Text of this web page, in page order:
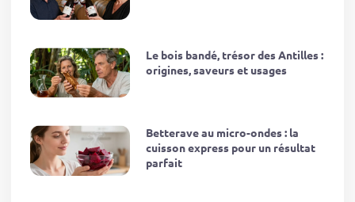
Le bois bandé, trésor des Antilles :
origines, saveurs et usages
Betterave au micro-ondes : la
cuisson express pour un résultat
parfait